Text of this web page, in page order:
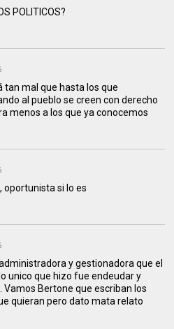
POLITICOS?
tan mal que hasta los que
al pueblo se creen con derecho
menos a los que ya conocemos
oportunista si lo es
y gestionadora que el
unico que hizo fue endeudar y
Vamos Bertone que escriban los
quieran pero dato mata relato